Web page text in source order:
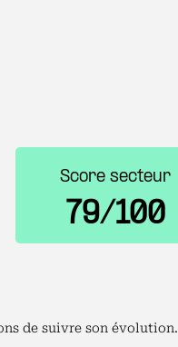
Score secteur
79/100
de suivre son évolution.